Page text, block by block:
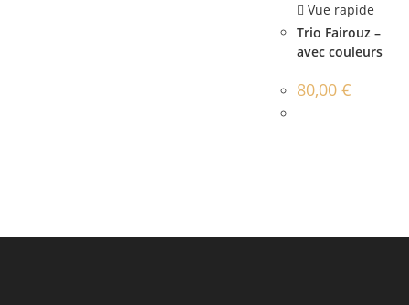
Vue rapide
Trio Fairouz –
avec couleurs
80,00 €